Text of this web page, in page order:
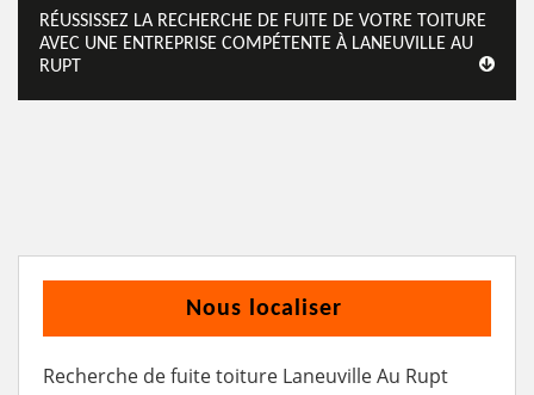
RÉUSSISSEZ LA RECHERCHE DE FUITE DE VOTRE TOITURE
AVEC UNE ENTREPRISE COMPÉTENTE À LANEUVILLE AU
RUPT
Nous localiser
Recherche de fuite toiture Laneuville Au Rupt